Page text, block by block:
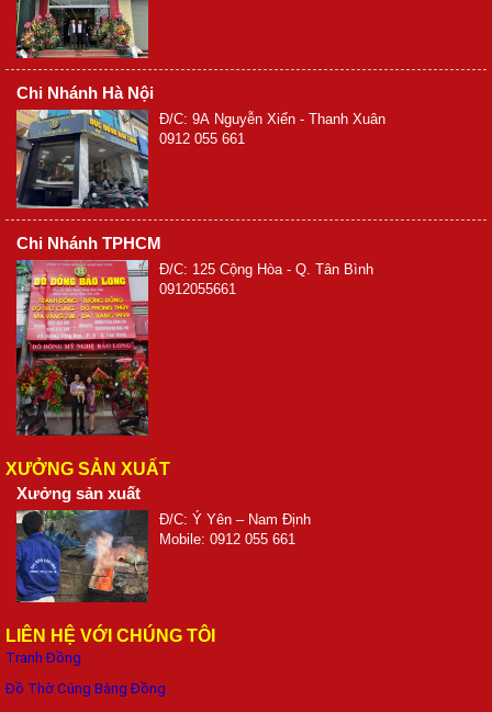
Chi Nhánh Hà Nội
Đ/C: 9A Nguyễn Xiển - Thanh Xuân
0912 055 661
Chi Nhánh TPHCM
Đ/C: 125 Cộng Hòa - Q. Tân Bình
0912055661
XƯỞNG SẢN XUẤT
Xưởng sản xuất
Đ/C: Ý Yên – Nam Định
Mobile: 0912 055 661
LIÊN HỆ VỚI CHÚNG TÔI
Tranh Đồng
Đồ Thờ Cúng Bằng Đồng